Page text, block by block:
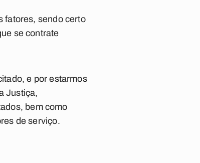
fatores, sendo certo
se contrate
e por estarmos
Justiça,
bem como
de serviço.